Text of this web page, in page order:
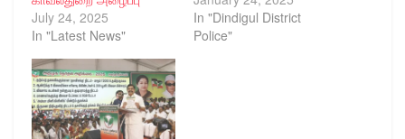
July 24, 2025
In "Latest News"
In "Dindigul District
Police"